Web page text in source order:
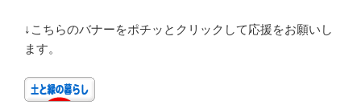
↓こちらのバナーをポチッとクリックして応援をお願いし
ます。